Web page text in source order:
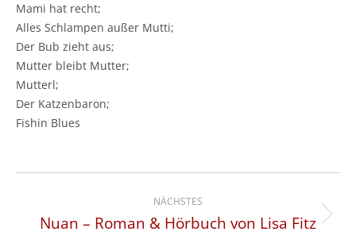
Mami hat recht;
Alles Schlampen außer Mutti;
Der Bub zieht aus;
Mutter bleibt Mutter;
Mutterl;
Der Katzenbaron;
Fishin Blues
NÄCHSTES
Nächster
Nuan – Roman & Hörbuch von Lisa Fitz